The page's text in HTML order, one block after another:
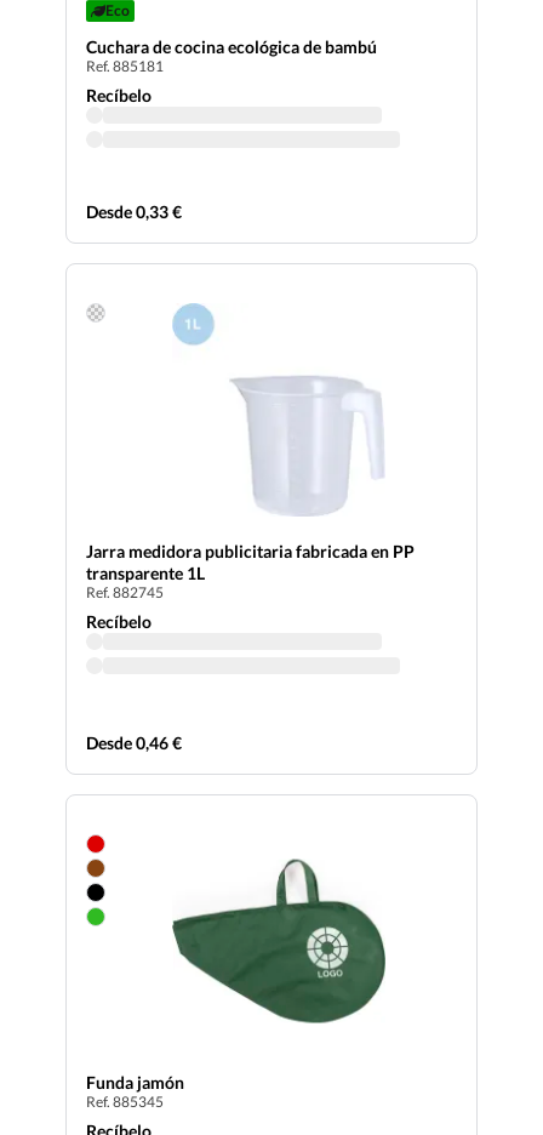
Eco
Cuchara de cocina ecológica de bambú
Ref. 885181
Recíbelo
Desde 0,33 €
Jarra medidora publicitaria fabricada en PP
transparente 1L
Ref. 882745
Recíbelo
Desde 0,46 €
Funda jamón
Ref. 885345
Recíbelo